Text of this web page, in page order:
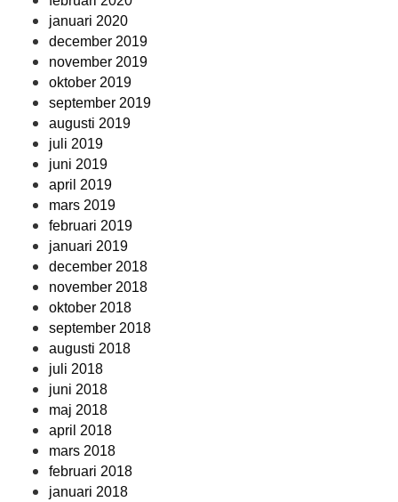
januari 2020
december 2019
november 2019
oktober 2019
september 2019
augusti 2019
juli 2019
juni 2019
april 2019
mars 2019
februari 2019
januari 2019
december 2018
november 2018
oktober 2018
september 2018
augusti 2018
juli 2018
juni 2018
maj 2018
april 2018
mars 2018
februari 2018
januari 2018